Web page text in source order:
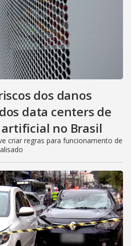
dos danos
data centers de
no Brasil
criar regras para funcionamento de